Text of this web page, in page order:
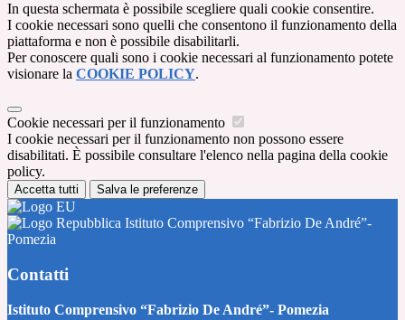
In questa schermata è possibile scegliere quali cookie consentire.
I cookie necessari sono quelli che consentono il funzionamento della
piattaforma e non è possibile disabilitarli.
Per conoscere quali sono i cookie necessari al funzionamento potete
visionare la COOKIE POLICY.
Cookie necessari per il funzionamento
I cookie necessari per il funzionamento non possono essere
disabilitati. È possibile consultare l'elenco nella pagina della cookie
policy.
Accetta tutti Salva le preferenze
Istituto Comprensivo “Fabrizio De André”-
Pomezia
Contatti
Istituto Comprensivo “Fabrizio De André”- Pomezia